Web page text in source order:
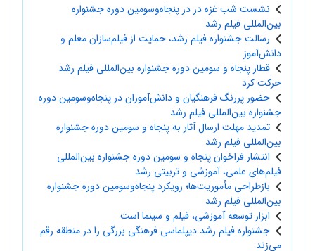
نشست شب غزه در در پنجاه‌وسومین دوره جشنواره
بین‌المللی فیلم رشد
رسالت جشنواره فیلم رشد، حمایت از فیلم‌سازان معلم و
دانش‌آموز
قطار پنجاه و سومین دوره جشنواره بین‌المللی فیلم رشد
حرکت کرد
حضور پررنگ فرهنگیان و دانش‌آموزان در پنجاه‌و‌سومین دوره
جشنواره بین‌المللی فیلم‌ رشد
تمدید مهلت ارسال آثار به پنجاه و سومین دوره جشنواره
بین‌المللی فیلم‌ رشد
انتشار فراخوان پنجاه و سومین دوره جشنواره بین‌المللی
فیلم‌های علمی، آموزشی و تربیتی رشد
بازطراحی مأموریت‌ها؛ رویکرد پنجاه‌وسومین دوره جشنواره
بین‌المللی فیلم رشد
ابزار توسعه آموزشی، فیلم و سینما است
جشنواره فیلم رشد دیپلماسی فرهنگی بزرگی را در منطقه رقم
می‌زند